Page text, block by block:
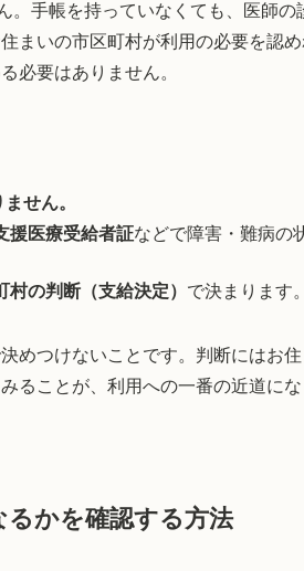
。手帳を持っていなくても、医師
まいの市区町村が利用の必要を認
必要はありません。
せん。
援医療受給者証などで障害・難病の
村の判断（支給決定） で決まります
めつけないことです。判断にはお
ることが、利用への一番の近道に
かを確認する方法